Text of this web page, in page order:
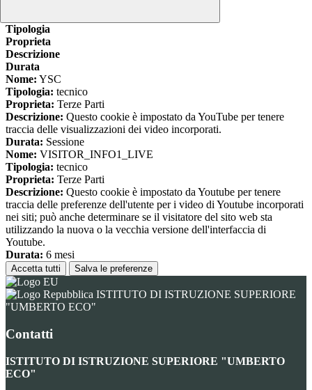
Tipologia
Proprieta
Descrizione
Durata
Nome: YSC
Tipologia: tecnico
Proprieta: Terze Parti
Descrizione: Questo cookie è impostato da YouTube per tenere
traccia delle visualizzazioni dei video incorporati.
Durata: Sessione
Nome: VISITOR_INFO1_LIVE
Tipologia: tecnico
Proprieta: Terze Parti
Descrizione: Questo cookie è impostato da Youtube per tenere
traccia delle preferenze dell'utente per i video di Youtube incorporati
nei siti; può anche determinare se il visitatore del sito web sta
utilizzando la nuova o la vecchia versione dell'interfaccia di
Youtube.
Durata: 6 mesi
Accetta tutti Salva le preferenze
ISTITUTO DI ISTRUZIONE SUPERIORE
"UMBERTO ECO"
Contatti
ISTITUTO DI ISTRUZIONE SUPERIORE "UMBERTO
ECO"